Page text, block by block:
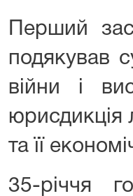
Перший
подякував
війни і
юрисдикція
та її
35-річчя